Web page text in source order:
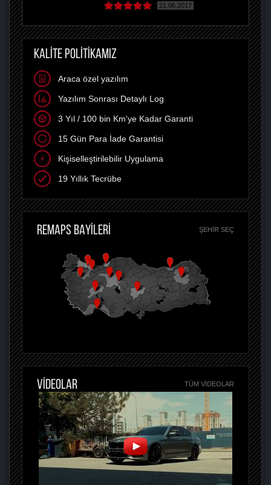
21.06.2017
KALİTE POLİTİKAMIZ
Araca özel yazılım
Yazılım Sonrası Detaylı Log
3 Yıl / 100 bin Km'ye Kadar Garanti
15 Gün Para İade Garantisi
Kişiselleştirilebilir Uygulama
19 Yıllık Tecrübe
REMAPS BAYİLERİ ŞEHIR SEÇ
VİDEOLAR TÜM VIDEOLAR